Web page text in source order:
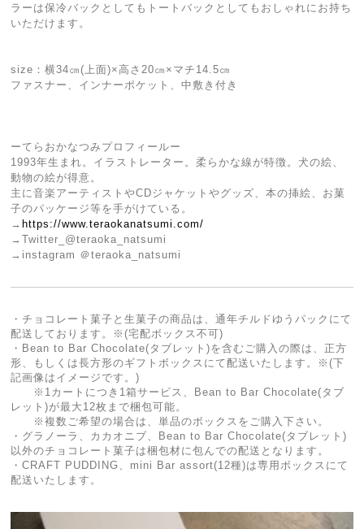
ラーは保冷バックとしてもトートバックとしてもおしゃれにお持ち
いただけます。
size：横34㎝(上面)×高さ20㎝×マチ14.5㎝
ファスナー、インナーポケット、中敷き付き
ーてらおかなつみプロフィールー
1993年生まれ。イラストレーター。柔らかな線が特徴。犬の絵、
動物の絵が得意。
主に音楽アーティストやCDジャケットやグッズ、本の挿絵、お菓
子のパッケージ等を手がけている。
→ https://www.teraokanatsumi.com/
→Twitter_@teraoka_natsumi
→instagram ＠teraoka_natsumi
・チョコレート菓子と生菓子の商品は、通年チルドゆうパックにて
配送しております。※(宅配ボックス不可)
・Bean to Bar Chocolate(タブレット)を含むご購入の際は、正方
形、もしくは長方形のギフトボックスにて配送いたします。※(下
記画像はイメージです。)
※1カートにつき1箱サービス、Bean to Bar Chocolate(タブ
レット)が最大12枚まで梱包可能。
※複数ご希望の場合は、単品のボックスをご購入下さい。
・グラノーラ、カカオニブ、Bean to Bar Chocolate(タブレット)
以外のチョコレート菓子は梱包材に包んでの配送となります。
・CRAFT PUDDING、mini Bar assort(12種)は専用ボックスにて
配送いたします。